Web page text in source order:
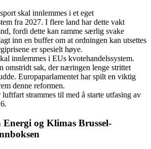
skal innlemmes i et eget
fra 2027. I flere land har dette vakt
fordi dette kan ramme særlig svake
inn en buffer om at ordningen kan utsettes
er spesielt høye.
innlemmes i EUs kvotehandelssystem.
omstridt sak, der næringen lenge strittet
Europaparlamentet har spilt en viktig
denne reformen.
strammes til med å starte utfasing av
Energi og Klimas Brussel-